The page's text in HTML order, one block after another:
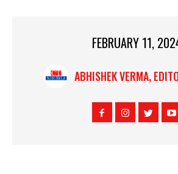
FEBRUARY 11,
ABHISHEK VERMA,